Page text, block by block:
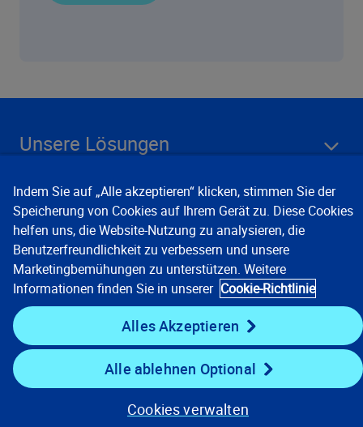
Unsere Lösungen
Unternehmen
Ressourcen
Auf dem Laufenden bleiben
Indem Sie auf „Alle akzeptieren“ klicken, stimmen Sie der
Speicherung von Cookies auf Ihrem Gerät zu. Diese Cookies
helfen uns, die Website-Nutzung zu analysieren, die
Benutzerfreundlichkeit zu verbessern und unsere
Marketingbemühungen zu unterstützen. Weitere
Informationen finden Sie in unserer Cookie-Richtlinie
Alles Akzeptieren
Alle ablehnen Optional
Cookies verwalten